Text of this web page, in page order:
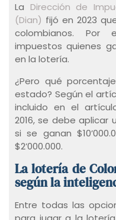
La Dirección de
(Dian) fijó en 2023
colombianos. Por
impuestos quienes
en la lotería.
¿Pero qué
estado? Según el
incluido en el
2016, se debe aplicar
si se ganan
$2’000.000.
La lotería de
según la
Entre todas las